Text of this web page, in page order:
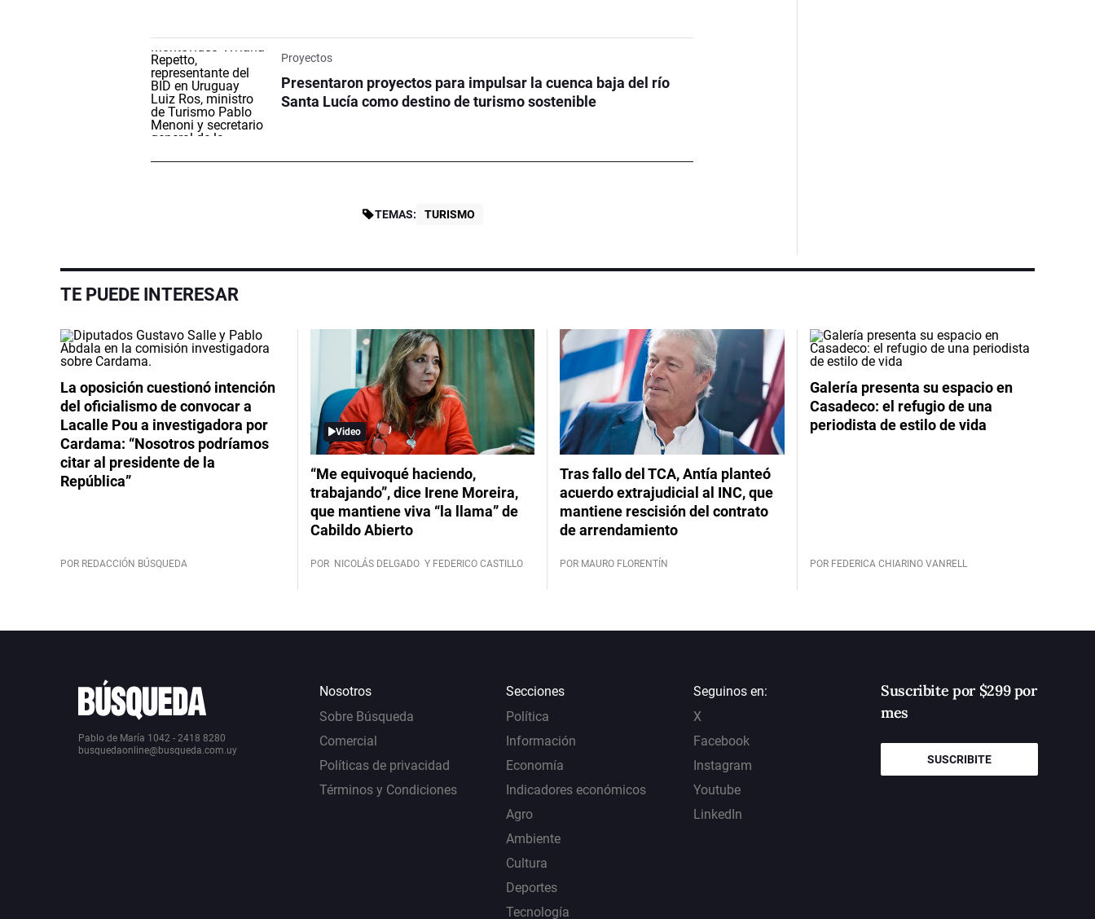
Proyectos
Presentaron proyectos para impulsar la cuenca baja del río
Santa Lucía como destino de turismo sostenible
TEMAS: TURISMO
TE PUEDE INTERESAR
La oposición cuestionó intención
del oficialismo de convocar a
Lacalle Pou a investigadora por
Cardama: “Nosotros podríamos
citar al presidente de la
República”
POR REDACCIÓN BÚSQUEDA
Video
“Me equivoqué haciendo,
trabajando”, dice Irene Moreira,
que mantiene viva “la llama” de
Cabildo Abierto
POR NICOLÁS DELGADO Y FEDERICO CASTILLO
Tras fallo del TCA, Antía planteó
acuerdo extrajudicial al INC, que
mantiene rescisión del contrato
de arrendamiento
POR MAURO FLORENTÍN
Galería presenta su espacio en
Casadeco: el refugio de una
periodista de estilo de vida
POR FEDERICA CHIARINO VANRELL
Pablo de María 1042 - 2418 8280
busquedaonline@busqueda.com.uy
Nosotros
Sobre Búsqueda
Comercial
Políticas de privacidad
Términos y Condiciones
Secciones
Política
Información
Economía
Indicadores económicos
Agro
Ambiente
Cultura
Deportes
Tecnología
Seguinos en:
X
Facebook
Instagram
Youtube
LinkedIn
Suscribite por $299 por
mes
SUSCRIBITE